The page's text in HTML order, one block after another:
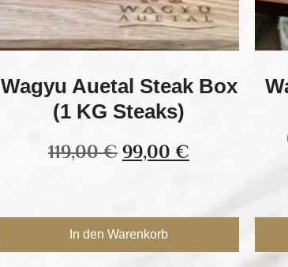
Wagyu Auetal Steak Box
(1 KG Steaks)
119,00€ 99,00 €
In den Warenkorb